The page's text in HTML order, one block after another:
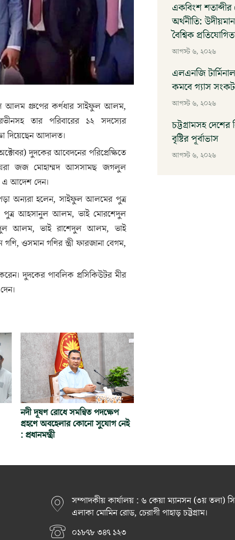
আলম গ্রুপের কর্ণধার সাইফুল আলম,
তার পরিবারের ১২ সদস্যের
দিয়েছেন আদালত।
দুদকের আবেদনের পরিপ্রেক্ষিতে
জজ মোহাম্মদ আসসামছ জগলুল
আদেশ দেন।
পড়া অন্যরা হলেন, সাইফুল আলমের পুত্র
আহসানুল আলম, ভাই মোরশেদুল
আলম, ভাই রাশেদুল আলম, ভাই
ওসমান গণির স্ত্রী ফারজানা বেগম,
দুদকের পাবলিক প্রসিকিউটর মীর
নদী দূষণ রোধে সমন্বিত পদক্ষেপ
গ্রহণে অবহেলার কোনো সুযোগ নেই
: প্রধানমন্ত্রী
একবিংশ
অর্থনীতি:
বৈশ্বিক
আগস্ট ৬, ২০২৬
এলএনজি
কমবে গ্যাস সংকট
আগস্ট ৬, ২০২৬
চট্টগ্রামসহ দেশের
বৃষ্টির পূর্বাভাস
আগস্ট ৬, ২০২৬
সম্পাদকীয় কার্যালয় : ৬ কেয়া ম্যানসন (৩য় তলা)
এলাকা মোমিন রোড, চেরাগী পাহাড় চট্টগ্রাম।
০১৮৭৮ ৩৪৭ ১২৩